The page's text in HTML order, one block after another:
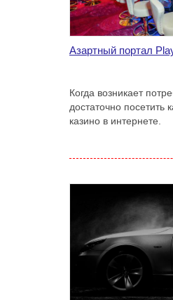
Азартный портал
Когда возникает
достаточно посетить
казино в интернете.